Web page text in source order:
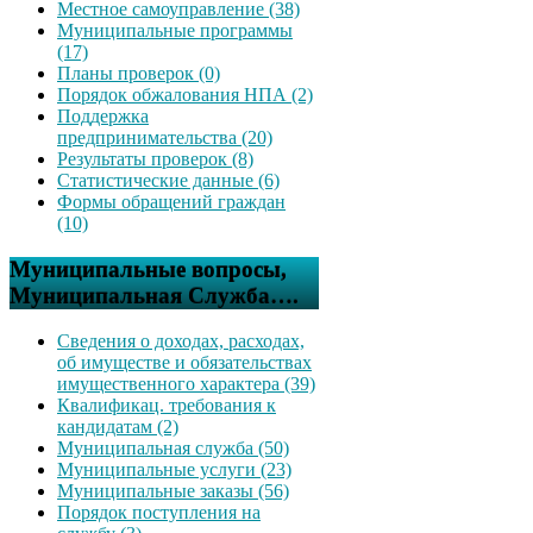
Местное самоуправление (38)
Муниципальные программы
(17)
Планы проверок (0)
Порядок обжалования НПА (2)
Поддержка
предпринимательства (20)
Результаты проверок (8)
Статистические данные (6)
Формы обращений граждан
(10)
Муниципальные вопросы,
Муниципальная Служба….
Сведения о доходах, расходах,
об имуществе и обязательствах
имущественного характера (39)
Квалификац. требования к
кандидатам (2)
Муниципальная служба (50)
Муниципальные услуги (23)
Муниципальные заказы (56)
Порядок поступления на